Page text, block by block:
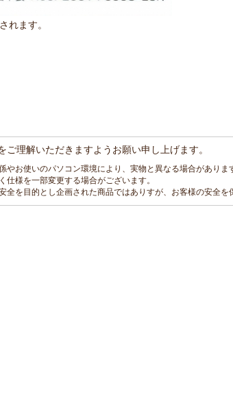
れます。
ご理解いただきますようお願い申し上げます。
やお使いのパソコン環境により、実物と異なる場合がありま
仕様を一部変更する場合がございます。
全を目的とし企画された商品ではありすが、お客様の安全を